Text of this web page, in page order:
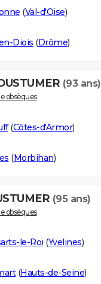
(Val-d'Oise)
Diois (Drôme)
(93 ans)
obsèques
(Côtes-d'Armor)
(Morbihan)
(95 ans)
obsèques
le-Roi (Yvelines)
(Hauts-de-Seine)